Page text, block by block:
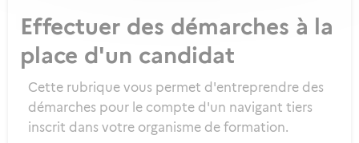
Effectuer des démarches à la
place d'un candidat
Cette rubrique vous permet d'entreprendre des
démarches pour le compte d'un navigant tiers
inscrit dans votre organisme de formation.